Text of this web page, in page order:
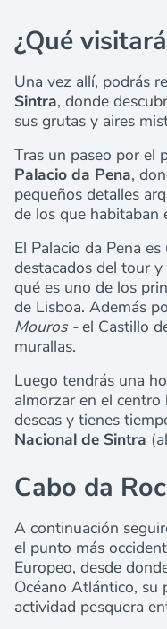
¿Qué
Una vez allí, podrás
Sintra, donde
sus grutas y aires
Tras un paseo por el
Palacio da Pena,
pequeños detalles
de los que habitaban
El Palacio da Pena
destacados del tour
qué es uno de los
de Lisboa. Además
Mouros -el Castillo
murallas.
Luego tendrás una
almorzar en el
deseas y tienes
Nacional de Sintra
Cabo da
A continuación
el punto más
Europeo, desde
Océano Atlántico, su
actividad pesquera